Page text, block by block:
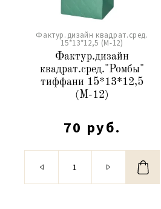
Фактур.дизайн квадрат.сред.
15*13*12,5 (М-12)
Фактур.дизайн
квадрат.сред."Ромбы"
тиффани 15*13*12,5
(М-12)
70 руб.